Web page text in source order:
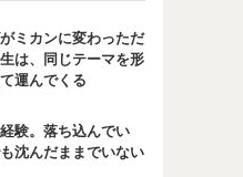
ミカンに変わっただ
は、同じテーマを形
運んでくる
験。落ち込んでい
沈んだままでいない